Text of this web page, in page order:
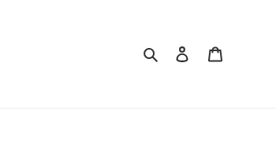
Suchen Einloggen